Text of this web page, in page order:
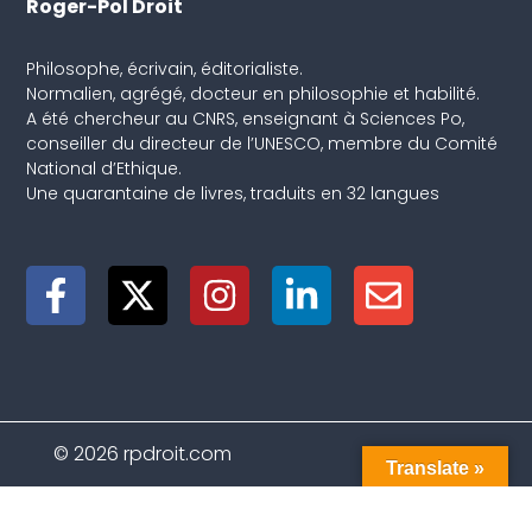
Roger-Pol Droit
Philosophe, écrivain, éditorialiste.
Normalien, agrégé, docteur en philosophie et habilité.
A été chercheur au CNRS, enseignant à Sciences Po,
conseiller du directeur de l’UNESCO, membre du Comité
National d’Ethique.
Une quarantaine de livres, traduits en 32 langues
© 2026 rpdroit.com
Translate »